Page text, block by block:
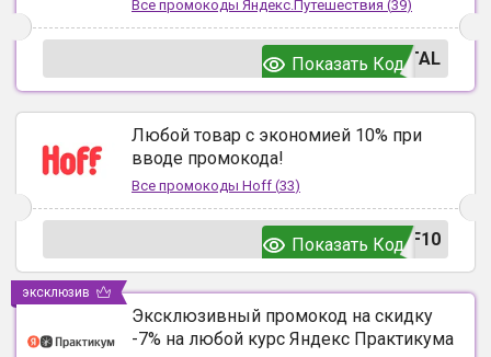
Все промокоды Яндекс.Путешествия (39)
TAL
Показать Код
Любой товар с экономией 10% при
вводе промокода!
Все промокоды Hoff (33)
F10
Показать Код
Эксклюзивный промокод на скидку
-7% на любой курс Яндекс Практикума
эксклюзив